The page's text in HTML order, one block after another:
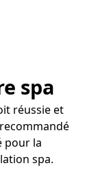
spa
réussie et
pour la
spa.